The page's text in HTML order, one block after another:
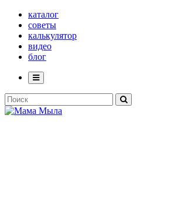
каталог
советы
калькулятор
видео
блог